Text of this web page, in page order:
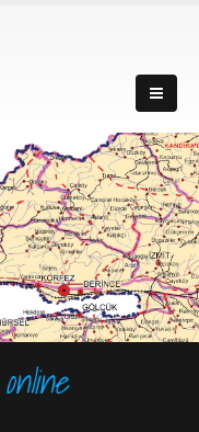
online